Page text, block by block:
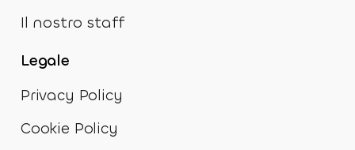
Il nostro staff
Legale
Privacy Policy
Cookie Policy